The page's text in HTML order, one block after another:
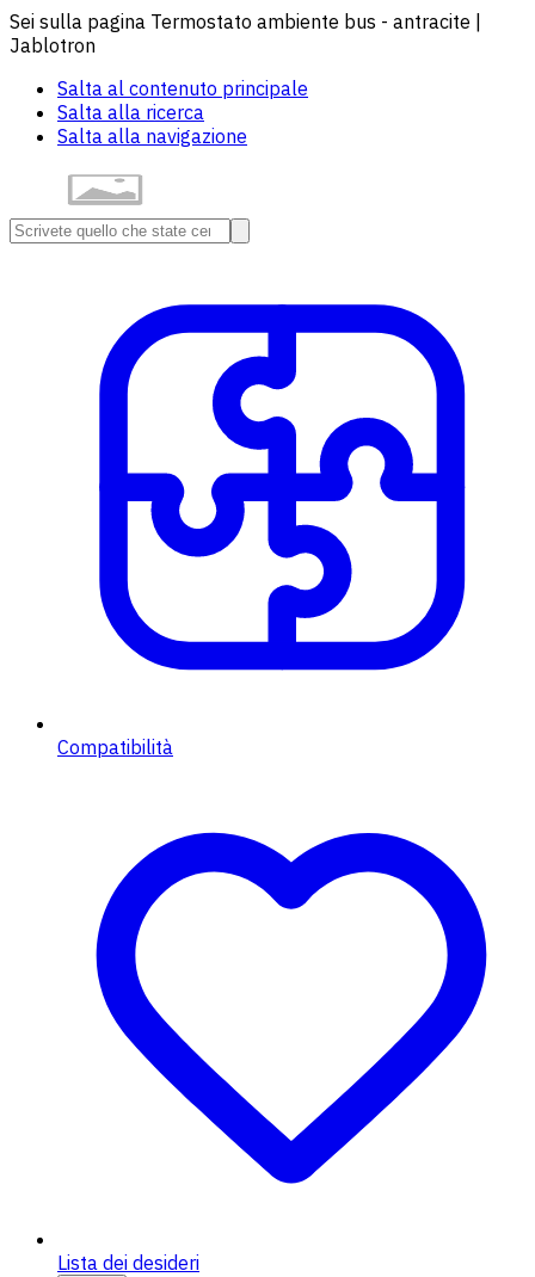
Sei sulla pagina Termostato ambiente bus - antracite |
Jablotron
Salta al contenuto principale
Salta alla ricerca
Salta alla navigazione
Compatibilità
Lista dei desideri